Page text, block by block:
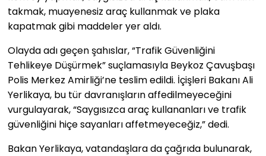
takmak, muayenesiz araç kullanmak ve plaka
kapatmak gibi maddeler yer aldı.
Olayda adı geçen şahıslar, “Trafik Güvenliğini
Tehlikeye Düşürmek” suçlamasıyla Beykoz Çavuşbaşı
Polis Merkez Amirliği’ne teslim edildi. İçişleri Bakanı Ali
Yerlikaya, bu tür davranışların affedilmeyeceğini
vurgulayarak, “Saygısızca araç kullananları ve trafik
güvenliğini hiçe sayanları affetmeyeceğiz,” dedi.
Bakan Yerlikaya, vatandaşlara da çağrıda bulunarak,